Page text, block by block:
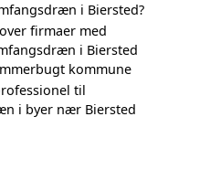
i Biersted?
firmaer med
i Biersted
kommune
til
i byer nær Biersted